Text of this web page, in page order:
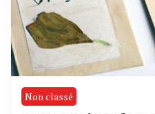
Non classé